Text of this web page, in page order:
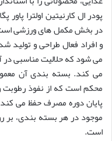
پودر ال کارنیتین اولترا
در بخش مکمل های ورزشی
و افراد فعال طراحی و
می شود که حلالیت مناسبی در
می کند. بسته بندی آن
محکم است که از نفوذ رطوبت
پایان دوره مصرف حفظ می
موجود در هر بسته بندی، بر
است.